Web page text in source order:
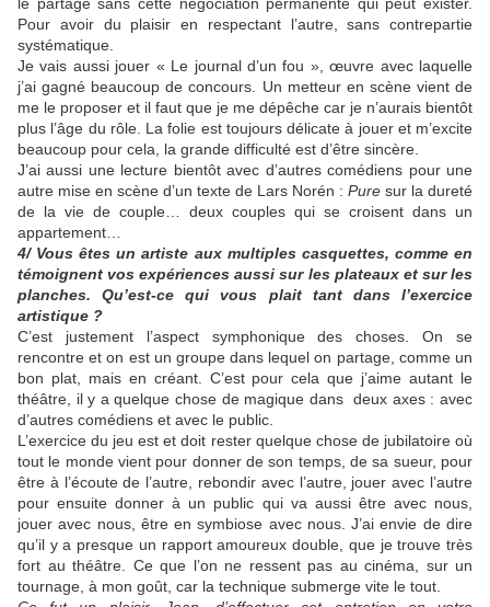
Pour avoir du plaisir en respectant l’autre, sans contrepartie
systématique.
Je vais aussi jouer « Le journal d’un fou », œuvre avec laquelle
j’ai gagné beaucoup de concours. Un metteur en scène vient de
me le proposer et il faut que je me dépêche car je n’aurais bientôt
plus l’âge du rôle. La folie est toujours délicate à jouer et m’excite
beaucoup pour cela, la grande difficulté est d’être sincère.
J’ai aussi une lecture bientôt avec d’autres comédiens pour une
autre mise en scène d’un texte de Lars Norén : Pure sur la dureté
de la vie de couple… deux couples qui se croisent dans un
appartement…
4/ Vous êtes un artiste aux multiples casquettes, comme en
témoignent vos expériences aussi sur les plateaux et sur les
planches. Qu’est-ce qui vous plait tant dans l’exercice
artistique ?
C’est justement l’aspect symphonique des choses. On se
rencontre et on est un groupe dans lequel on partage, comme un
bon plat, mais en créant. C’est pour cela que j’aime autant le
théâtre, il y a quelque chose de magique dans deux axes : avec
d’autres comédiens et avec le public.
L’exercice du jeu est et doit rester quelque chose de jubilatoire où
tout le monde vient pour donner de son temps, de sa sueur, pour
être à l’écoute de l’autre, rebondir avec l’autre, jouer avec l’autre
pour ensuite donner à un public qui va aussi être avec nous,
jouer avec nous, être en symbiose avec nous. J’ai envie de dire
qu’il y a presque un rapport amoureux double, que je trouve très
fort au théâtre. Ce que l’on ne ressent pas au cinéma, sur un
tournage, à mon goût, car la technique submerge vite le tout.